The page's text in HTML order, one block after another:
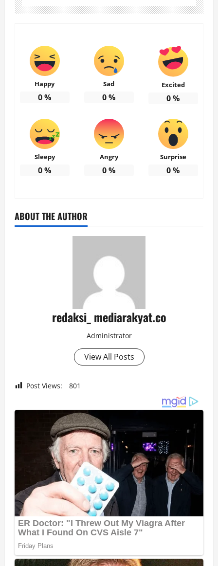
Happy
0%
Sad
0%
Excited
0%
Sleepy
0%
Angry
0%
Surprise
0%
ABOUT THE AUTHOR
redaksi_ mediarakyat.co
Administrator
View All Posts
Post Views: 801